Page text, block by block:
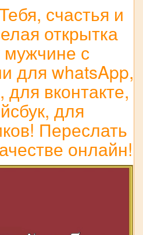
счастья и
открытка
с
для whatsApp,
вконтакте,
для
Переслать
онлайн!